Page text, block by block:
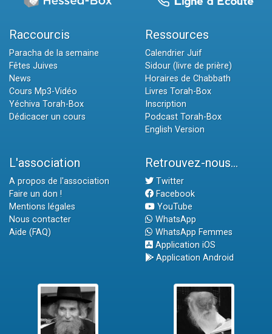
Raccourcis
Paracha de la semaine
Fêtes Juives
News
Cours Mp3-Vidéo
Yéchiva Torah-Box
Dédicacer un cours
Ressources
Calendrier Juif
Sidour (livre de prière)
Horaires de Chabbath
Livres Torah-Box
Inscription
Podcast Torah-Box
English Version
L'association
A propos de l'association
Faire un don !
Mentions légales
Nous contacter
Aide (FAQ)
Retrouvez-nous...
Twitter
Facebook
YouTube
WhatsApp
WhatsApp Femmes
Application iOS
Application Android